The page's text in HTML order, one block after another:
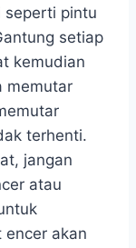
seperti pintu
setiap
kemudian
memutar
terhenti.
jangan
atau
encer akan